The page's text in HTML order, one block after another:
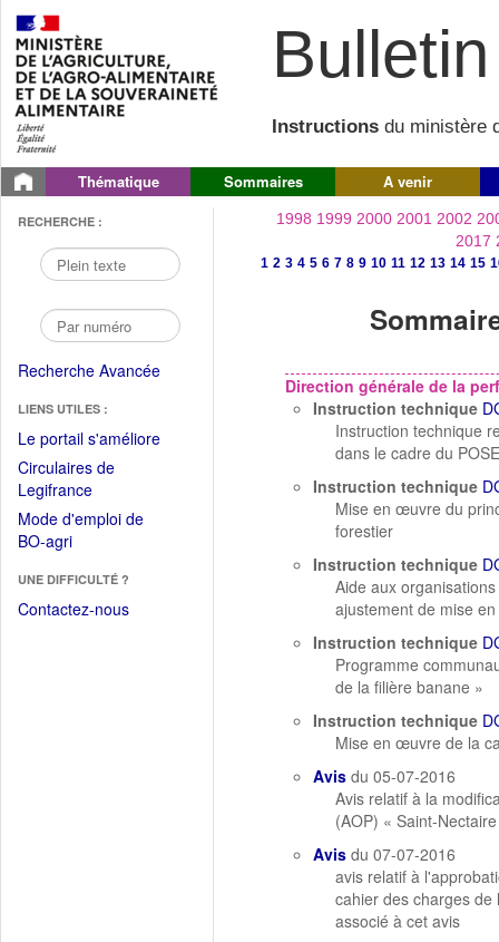
Instructions du ministère
Thématique Sommaires A venir
RECHERCHE :
Recherche Avancée
LIENS UTILES :
Le portail s'améliore(Fichier
Circulaires de
Legifrance(Ouvrir
dans
une
fenêtre)
Mode d'emploi de
BO-agri(Ouvrir
une
nouvelle
UNE DIFFICULTÉ ?
Contactez-nous
1998 1999 2000 2001 2002
2017
1 2 3 4 5 6 7 8 9 10 11 12 13 14 15
Direction générale de la
Instruction technique
Instruction technique
dans le cadre du
Instruction technique
Mise en œuvre du
forestier
Instruction technique
Aide aux
ajustement de mise
Instruction technique
Programme
de la filière banane »
Instruction technique
Mise en œuvre de la
Avis du 05-07-2016
Avis relatif à la
(AOP) « Saint-
Avis du 07-07-2016
avis relatif à
cahier des charges
associé à cet avis